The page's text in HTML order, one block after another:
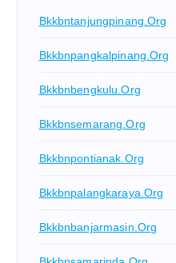
Bkkbntanjungpinang.org
Bkkbnpangkalpinang.org
Bkkbnbengkulu.org
Bkkbnsemarang.org
Bkkbnpontianak.org
Bkkbnpalangkaraya.org
Bkkbnbanjarmasin.org